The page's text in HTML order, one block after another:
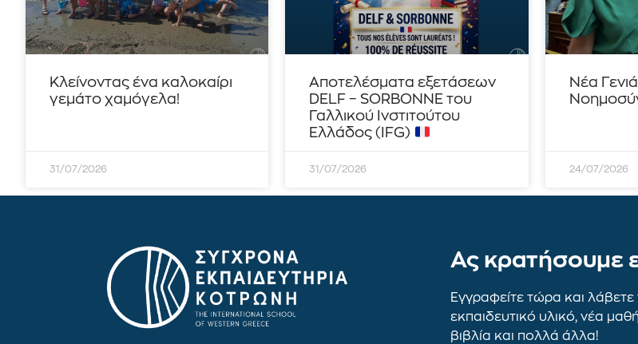
Κλείνοντας ένα καλοκαίρι
γεμάτο χαμόγελα!
31/07/2026
Αποτελέσματα εξετάσεων
DELF – SORBONNE του
Γαλλικού Ινστιτούτου
Ελλάδος (IFG)
31/07/2026
Νέα
24/07/2026
Ας κρατήσουμε
Εγγραφείτε τώρα και
εκπαιδευτικό υλικό, νέα
βιβλία και πολλά άλλα!